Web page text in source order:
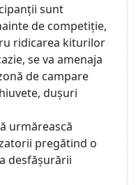
sunt
de competiție,
ridicarea kiturilor
se va amenaja
de campare
dușuri
urmărească
pregătind o
desfășurării